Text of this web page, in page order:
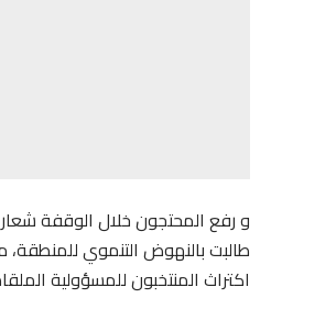
و رفع المحتجون خلال الوقفة
طالبت بالنهوض التنموي
اكتراث المنتخبون للمسؤولية